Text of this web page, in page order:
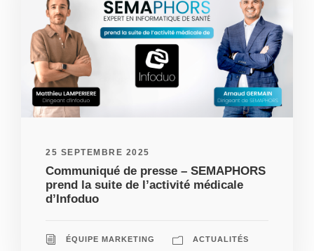
25 SEPTEMBRE 2025
Communiqué de presse – SEMAPHORS
prend la suite de l’activité médicale
d’Infoduo
ÉQUIPE MARKETING ACTUALITÉS